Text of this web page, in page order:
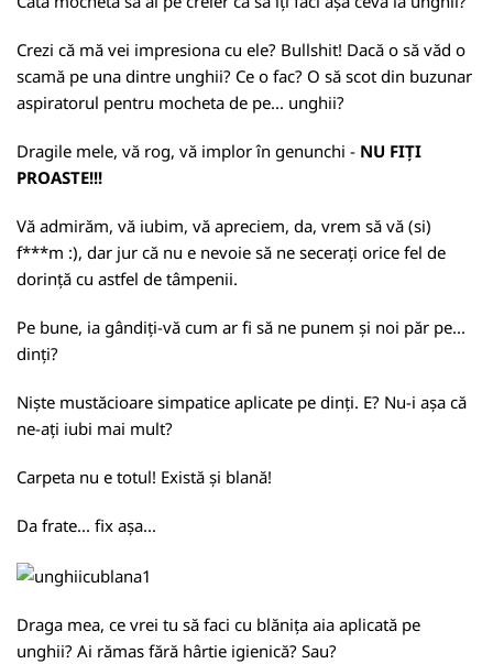
Crezi că mă vei impresiona cu ele? Bullshit! Dacă o să văd o
scamă pe una dintre unghii? Ce o fac? O să scot din buzunar
aspiratorul pentru mocheta de pe... unghii?
Dragile mele, vă rog, vă implor în genunchi - NU FIȚI
PROASTE!!!
Vă admirăm, vă iubim, vă apreciem, da, vrem să vă (si)
f***m :), dar jur că nu e nevoie să ne secerați orice fel de
dorință cu astfel de tâmpenii.
Pe bune, ia gândiți-vă cum ar fi să ne punem și noi păr pe...
dinți?
Niște mustăcioare simpatice aplicate pe dinți. E? Nu-i așa că
ne-ați iubi mai mult?
Carpeta nu e totul! Există și blană!
Da frate... fix așa...
Draga mea, ce vrei tu să faci cu blănița aia aplicată pe
unghii? Ai rămas fără hârtie igienică? Sau?